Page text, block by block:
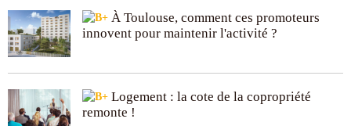
À Toulouse, comment ces promoteurs
innovent pour maintenir l'activité ?
Logement : la cote de la copropriété
remonte !